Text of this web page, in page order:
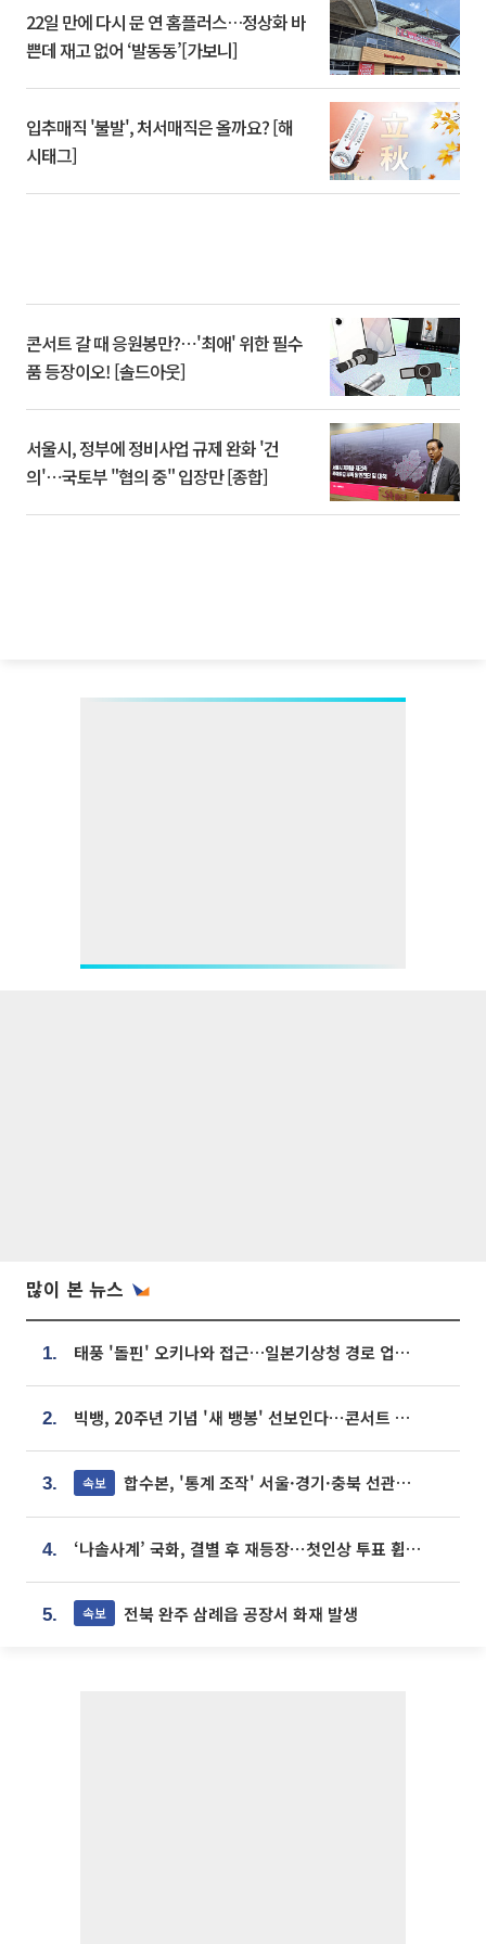
22일 만에 다시 문 연 홈플러스…정상화 바
쁜데 재고 없어 ‘발동동’[가보니]
입추매직 '불발', 처서매직은 올까요? [해
시태그]
콘서트 갈 때 응원봉만?⋯'최애' 위한 필수
품 등장이오! [솔드아웃]
서울시, 정부에 정비사업 규제 완화 '건
의'⋯국토부 "협의 중" 입장만 [종합]
많이 본 뉴스
1. 태풍 '돌핀' 오키나와 접근…일본기상청 경로 업데이트
2. 빅뱅, 20주년 기념 '새 뱅봉' 선보인다⋯콘서트 앞두고 팝업 개최
3. 속보 합수본, '통계 조작' 서울·경기·충북 선관위 등 추가 압수수색
4. ‘나솔사계’ 국화, 결별 후 재등장⋯첫인상 투표 휩쓸고 ‘인기녀’ 등극
5. 속보 전북 완주 삼례읍 공장서 화재 발생